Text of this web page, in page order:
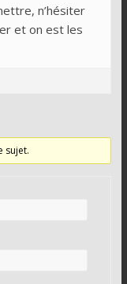
n’hésiter
et on est les
sujet.